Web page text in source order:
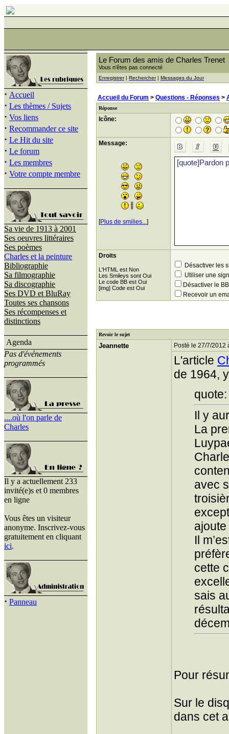
· Accueil
· Les thèmes / Sujets
· Vos liens
· Recommander ce site
· Le Hit du site
· Le forum
· Les membres
· Votre compte membre
Sa vie de 1913 à 2001
Ses oeuvres littéraires
Ses poèmes
Charles et la peinture
Bibliographie
Sa filmographie
Sa discographie
Ses DVD et BluRay
Toutes ses chansons
Ses récompenses et
distinctions
Agenda
Pas d'événements
programmés
....où l'on parle de
Charles
Il y a actuellement 233
invité(e)s et 0 membres
en ligne
Vous êtes un visiteur
anonyme. Inscrivez-vous
gratuitement en cliquant
ici.
· Panneau
Le Forum des amis de Charles Trenet
Vous n'êtes pas connecté
Enregistrer| Rechercher| Messages du Jour
Accueil du Forum > Questions - Réponses >
Réponse
Icône:
Message:
[Plus de smilies...]
Droits
L'HTML est Non
Les Smileys sont Oui
Le code BB est Oui
[img] Code est Oui
Désactiver les
Utiliser une
Désactiver le
Recevoir un
Revoir le sujet
Jeannette Posté le 27/7/2012
L'article
de 1964,
quote:
Il y
La
avec
Il
cette
sais
Pour
Sur le
dans cet